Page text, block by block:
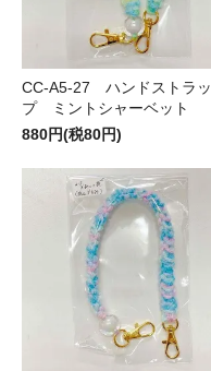
CC-A5-27 ハンドストラッ
プ ミントシャーベット
880円(税80円)